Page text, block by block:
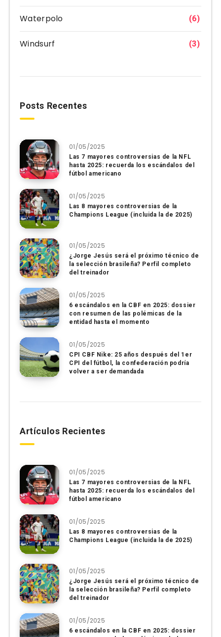
Waterpolo (6)
Windsurf (3)
Posts Recentes
01/05/2025
Las 7 mayores controversias de la NFL
hasta 2025: recuerda los escándalos del
fútbol americano
01/05/2025
Las 8 mayores controversias de la
Champions League (incluida la de 2025)
01/05/2025
¿Jorge Jesús será el próximo técnico de
la selección brasileña? Perfil completo
del treinador
01/05/2025
6 escándalos en la CBF en 2025: dossier
con resumen de las polémicas de la
entidad hasta el momento
01/05/2025
CPI CBF Nike: 25 años después del 1er
CPI del fútbol, ​​la confederación podría
volver a ser demandada
Artículos Recientes
01/05/2025
Las 7 mayores controversias de la NFL
hasta 2025: recuerda los escándalos del
fútbol americano
01/05/2025
Las 8 mayores controversias de la
Champions League (incluida la de 2025)
01/05/2025
¿Jorge Jesús será el próximo técnico de
la selección brasileña? Perfil completo
del treinador
01/05/2025
6 escándalos en la CBF en 2025: dossier